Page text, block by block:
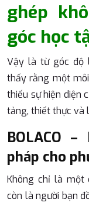
ghép
góc học
Vậy là từ góc độ
thấy rằng một
thiếu sự hiện diện
tảng, thiết thực và
BOLACO
pháp cho
Không chỉ là một
còn là người bạn